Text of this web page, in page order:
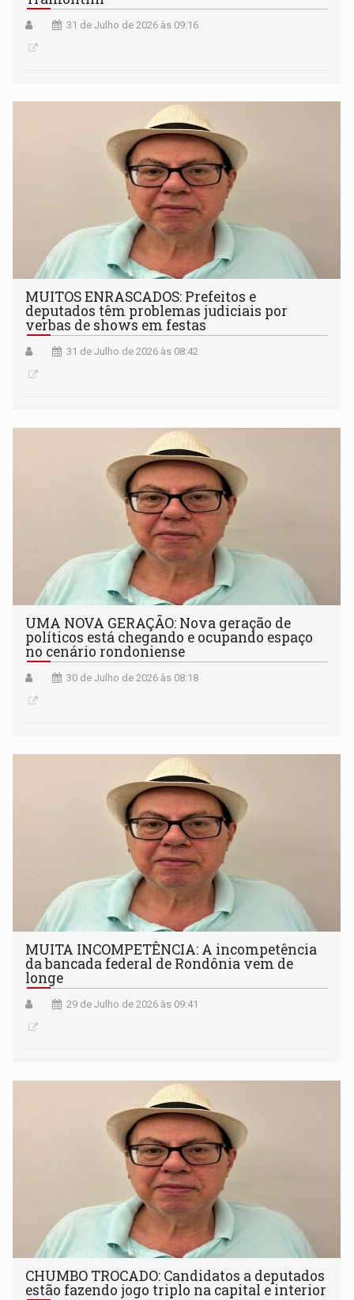
31 de Julho de 2026 às 09:16
MUITOS ENRASCADOS: Prefeitos e
deputados têm problemas judiciais por
verbas de shows em festas
31 de Julho de 2026 às 08:42
UMA NOVA GERAÇÃO: Nova geração de
políticos está chegando e ocupando espaço
no cenário rondoniense
30 de Julho de 2026 às 08:18
MUITA INCOMPETÊNCIA: A incompetência
da bancada federal de Rondônia vem de
longe
29 de Julho de 2026 às 09:41
CHUMBO TROCADO: Candidatos a deputados
estão fazendo jogo triplo na capital e interior